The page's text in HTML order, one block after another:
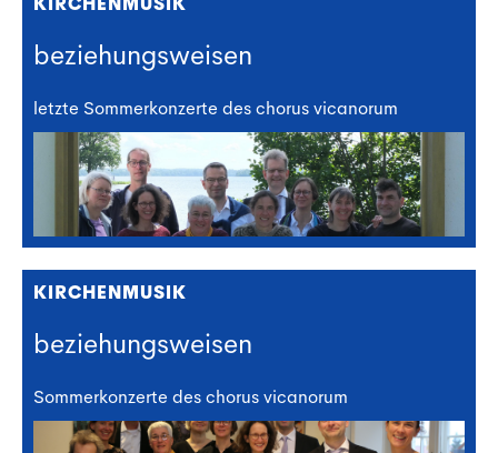
beziehungsweisen
letzte Sommerkonzerte des chorus vicanorum
KIRCHENMUSIK
beziehungsweisen
Sommerkonzerte des chorus vicanorum